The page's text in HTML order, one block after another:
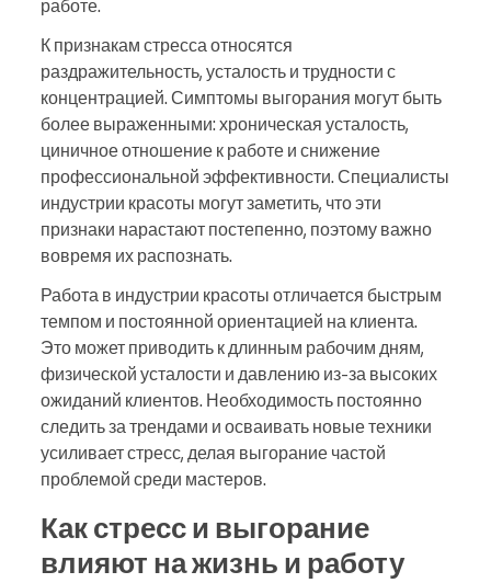
работе.
К признакам стресса относятся
раздражительность, усталость и трудности с
концентрацией. Симптомы выгорания могут быть
более выраженными: хроническая усталость,
циничное отношение к работе и снижение
профессиональной эффективности. Специалисты
индустрии красоты могут заметить, что эти
признаки нарастают постепенно, поэтому важно
вовремя их распознать.
Работа в индустрии красоты отличается быстрым
темпом и постоянной ориентацией на клиента.
Это может приводить к длинным рабочим дням,
физической усталости и давлению из-за высоких
ожиданий клиентов. Необходимость постоянно
следить за трендами и осваивать новые техники
усиливает стресс, делая выгорание частой
проблемой среди мастеров.
Как стресс и выгорание
влияют на жизнь и работу